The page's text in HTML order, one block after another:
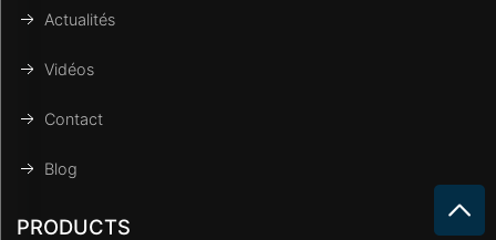
Actualités
Vidéos
Contact
Blog
PRODUCTS